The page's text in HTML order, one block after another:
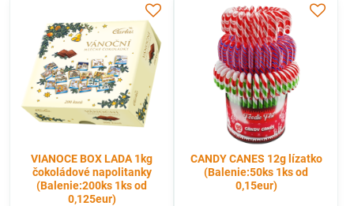
VIANOCE BOX LADA 1kg
čokoládové napolitanky
(Balenie:200ks 1ks od
0,125eur)
CANDY CANES 12g lízatko
(Balenie:50ks 1ks od
0,15eur)